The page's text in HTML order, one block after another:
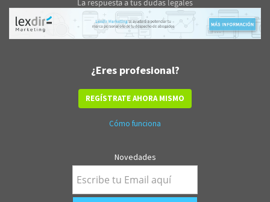
¿Eres profesional?
REGÍSTRATE AHORA MISMO
Cómo funciona
Novedades